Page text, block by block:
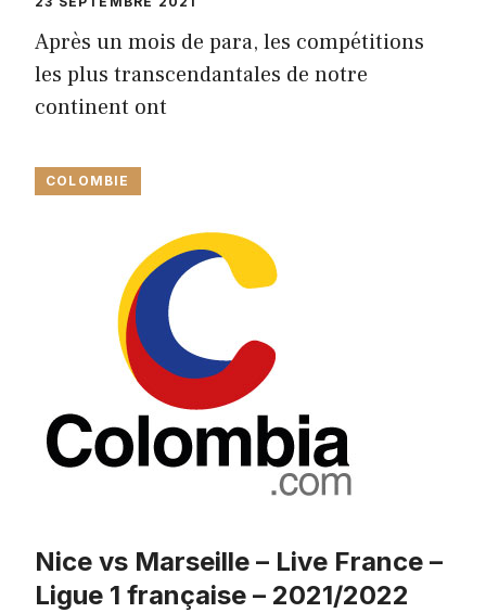
Après un mois de para, les compétitions
les plus transcendantales de notre
continent ont
COLOMBIE
Nice vs Marseille – Live France –
Ligue 1 française – 2021/2022